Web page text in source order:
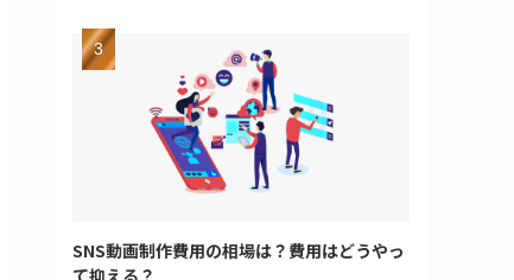
SNS動画制作費用の相場は？費用はどうやっ